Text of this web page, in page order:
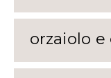
orzaiolo